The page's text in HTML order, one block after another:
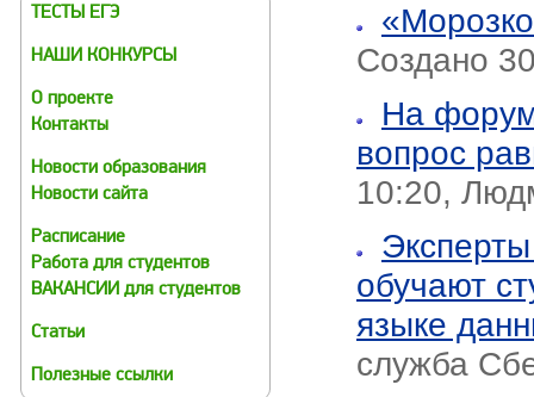
ТЕСТЫ ЕГЭ
НАШИ КОНКУРСЫ
О проекте
Контакты
Новости образования
Новости сайта
Расписание
Работа для студентов
ВАКАНСИИ для студентов
Статьи
Полезные ссылки
Создано
На
вопрос
10:20,
обучают
языке
служба